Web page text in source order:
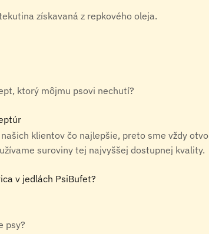
získavaná z repkového oleja.
ktorý môjmu psovi nechutí?
klientov čo najlepšie, preto sme vždy
suroviny tej najvyššej dostupnej kvality.
v jedlách PsiBufet?
psy?